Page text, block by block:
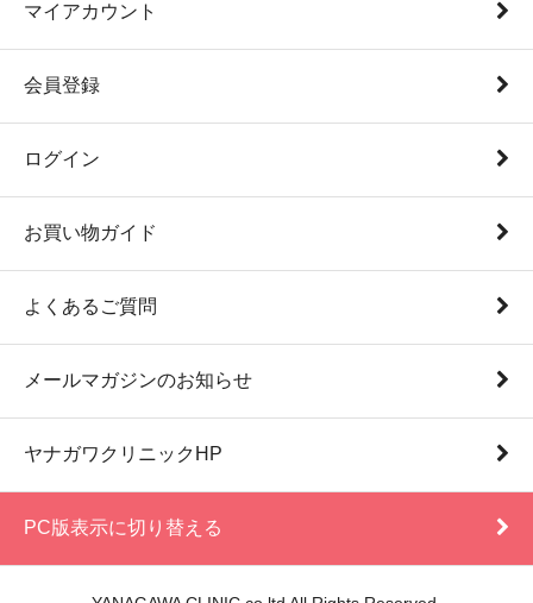
マイアカウント
会員登録
ログイン
お買い物ガイド
よくあるご質問
メールマガジンのお知らせ
ヤナガワクリニックHP
PC版表示に切り替える